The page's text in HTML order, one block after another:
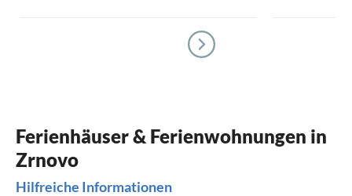
Ferienhäuser & Ferienwohnungen in
Zrnovo
Hilfreiche Informationen